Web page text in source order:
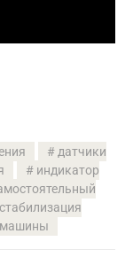
датчики
индикатор
стабилизация
машины